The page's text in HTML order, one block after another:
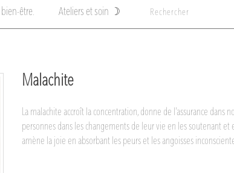
être. Ateliers et soin ☽
Malachite
La malachite accroît la concentration, donne de l’assurance
personnes dans les changements de leur vie en les soutenant
amène la joie en absorbant les peurs et les angoisses